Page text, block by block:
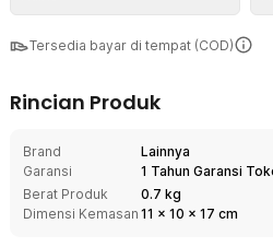
Tersedia bayar di tempat (COD)
Rincian Produk
Brand
Lainnya
Garansi
1 Tahun Garansi
Berat Produk
0.7 kg
Dimensi Kemasan 11 x 10 x 17 cm